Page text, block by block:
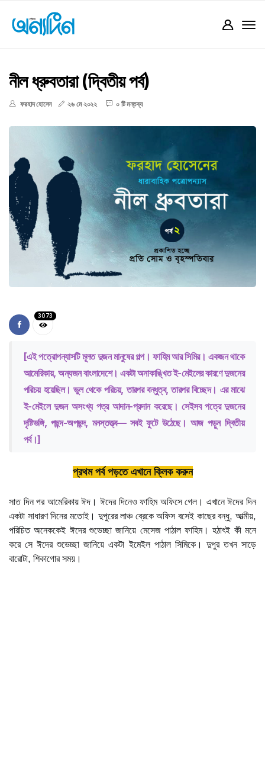
নীল ধ্রুবতারা (দ্বিতীয় পর্ব)
ফরহাদ হোসেন ২৬ মে ২০২২ ০ টি মন্তব্য
3073
[এই পত্রোপন্যাসটি মূলত দুজন মানুষের গল্প। ফাহিম আর সিমির। একজন থাকে
আমেরিকায়, অন্যজন বাংলাদেশে। একটা অনাকাঙ্খিত ই-মেইলের কারণে দুজনের
পরিচয় হয়েছিল। ভুল থেকে পরিচয়, তারপর বন্ধুত্ব, তারপর বিচ্ছেদ। এর মাঝে
ই-মেইলে দুজন অসংখ্য পত্র আদান-প্রদান করেছে। সেইসব পত্রে দুজনের
দৃষ্টিভঙ্গি, পছন্দ-অপছন্দ, মনস্তত্ত্ব— সবই ফুটে উঠেছে। আজ পড়ুন দ্বিতীয়
পর্ব।]
প্রথম পর্ব পড়তে এখানে ক্লিক করুন
সাত দিন পর আমেরিকায় ঈদ। ঈদের দিনেও ফাহিম অফিসে গেল। এখানে ঈদের দিন
একটা সাধারণ দিনের মতোই। দুপুরের লাঞ্চ ব্রেকে অফিস বসেই কাছের বন্ধু, আত্মীয়,
পরিচিত অনেককেই ঈদের শুভেচ্ছা জানিয়ে মেসেজ পাঠাল ফাহিম। হঠাৎই কী মনে
করে সে ঈদের শুভেচ্ছা জানিয়ে একটা ইমেইল পাঠাল সিমিকে। দুপুর তখন সাড়ে
বারোটা, শিকাগোর সময়।